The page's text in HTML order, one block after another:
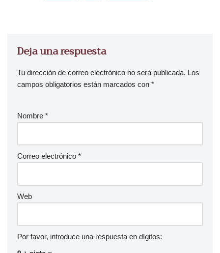
Deja una respuesta
Tu dirección de correo electrónico no será publicada. Los
campos obligatorios están marcados con *
Nombre *
Correo electrónico *
Web
Por favor, introduce una respuesta en dígitos: